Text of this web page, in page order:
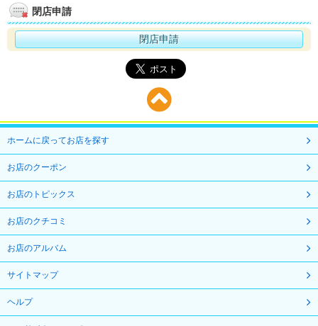
閉店申請
閉店申請
ホームに戻ってお店を探す
お店のクーポン
お店のトピックス
お店のクチコミ
お店のアルバム
サイトマップ
ヘルプ